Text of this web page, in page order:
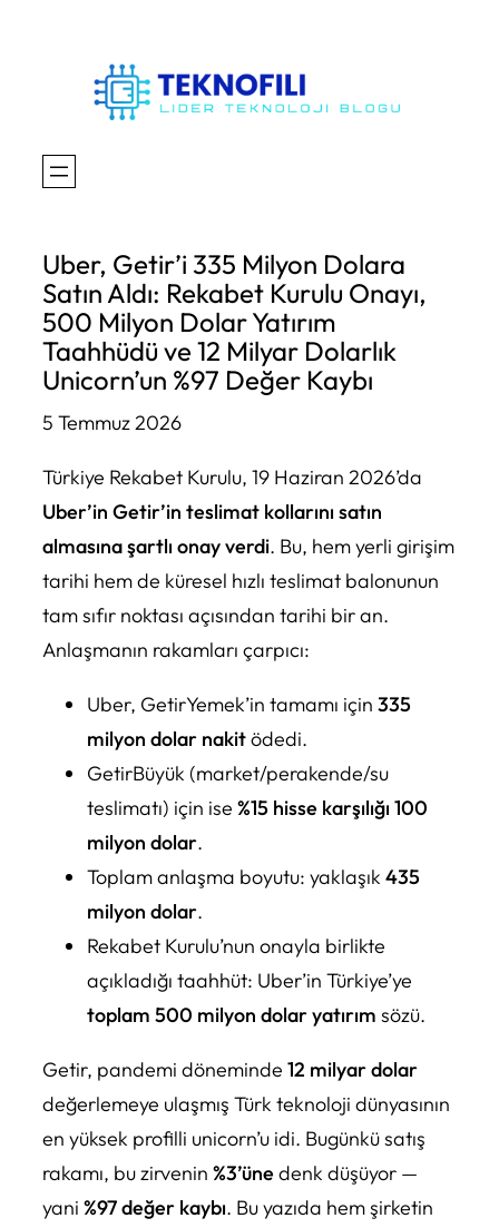
Uber, Getir’i 335 Milyon Dolara
Satın Aldı: Rekabet Kurulu Onayı,
500 Milyon Dolar Yatırım
Taahhüdü ve 12 Milyar Dolarlık
Unicorn’un %97 Değer Kaybı
5 Temmuz 2026
Türkiye Rekabet Kurulu, 19 Haziran 2026’da
Uber’in Getir’in teslimat kollarını satın
almasına şartlı onay verdi. Bu, hem yerli girişim
tarihi hem de küresel hızlı teslimat balonunun
tam sıfır noktası açısından tarihi bir an.
Anlaşmanın rakamları çarpıcı:
Uber, GetirYemek’in tamamı için 335
milyon dolar nakitödedi.
GetirBüyük (market/perakende/su
teslimatı) için ise %15 hisse karşılığı 100
milyon dolar.
Toplam anlaşma boyutu: yaklaşık 435
milyon dolar.
Rekabet Kurulu’nun onayla birlikte
açıkladığı taahhüt: Uber’in Türkiye’ye
toplam 500 milyon dolar yatırım sözü.
Getir, pandemi döneminde 12 milyar dolar
değerlemeye ulaşmış Türk teknoloji dünyasının
en yüksek profilli unicorn’u idi. Bugünkü satış
rakamı, bu zirvenin %3’ünedenk düşüyor —
yani %97 değer kaybı. Bu yazıda hem şirketin